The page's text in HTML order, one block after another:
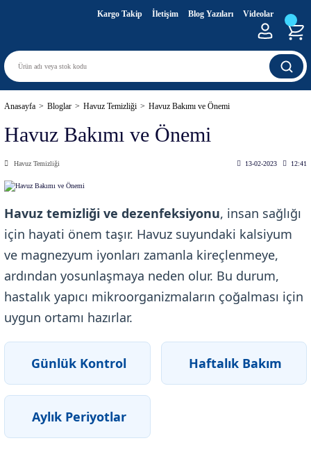
Kargo Takip İletişim Blog Yazıları Videolar
Anasayfa Bloglar Havuz Temizliği Havuz Bakımı ve Önemi
Havuz Bakımı ve Önemi
Havuz Temizliği 13-02-2023 12:41
Havuz temizliği ve dezenfeksiyonu, insan sağlığı
için hayati önem taşır. Havuz suyundaki kalsiyum
ve magnezyum iyonları zamanla kireçlenmeye,
ardından yosunlaşmaya neden olur. Bu durum,
hastalık yapıcı mikroorganizmaların çoğalması için
uygun ortamı hazırlar.
Günlük Kontrol Haftalık Bakım
Aylık Periyotlar